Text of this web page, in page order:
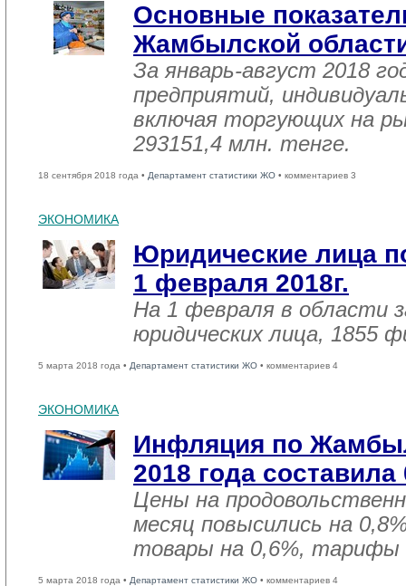
Основные
Жамбылской
За январь-август 2018
предприятий,
включая торгующих на
293151,4 млн. тенге.
18 сентября 2018 года • Департамент статистики ЖО • комментариев 3
ЭКОНОМИКА
Юридические лица
1 февраля 2018г.
На 1 февраля в области
юридических лица, 1855
5 марта 2018 года • Департамент статистики ЖО • комментариев 4
ЭКОНОМИКА
Инфляция по
2018 года составила
Цены на
месяц повысились на
товары на 0,6%, тарифы
5 марта 2018 года • Департамент статистики ЖО • комментариев 4